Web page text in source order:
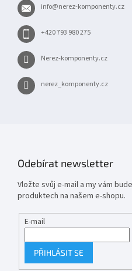
info@nerez-komponenty.cz
+420 793 980 275
Nerez-komponenty.cz
nerez_komponenty.cz
Odebírat newsletter
Vložte svůj e-mail a my vám
produktech na našem e-shopu.
E-mail
PŘIHLÁSIT SE